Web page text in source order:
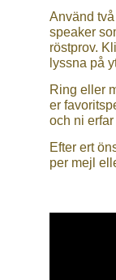
Använd
speaker
röstprov.
lyssna på
Ring eller
er
och ni
Efter ert
per mejl